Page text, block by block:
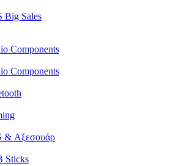
Big Sales
Components
Components
& Αξεσουάρ
Sticks